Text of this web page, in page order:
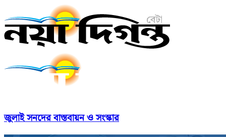
জুলাই সনদের বাস্তবায়ন ও সংস্কার